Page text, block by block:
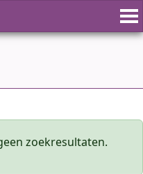
zoekresultaten.